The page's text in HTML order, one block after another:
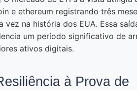
e ethereum registrando três
vez na história dos EUA. Essa
um período significativo de
ativos digitais.
à Prova de